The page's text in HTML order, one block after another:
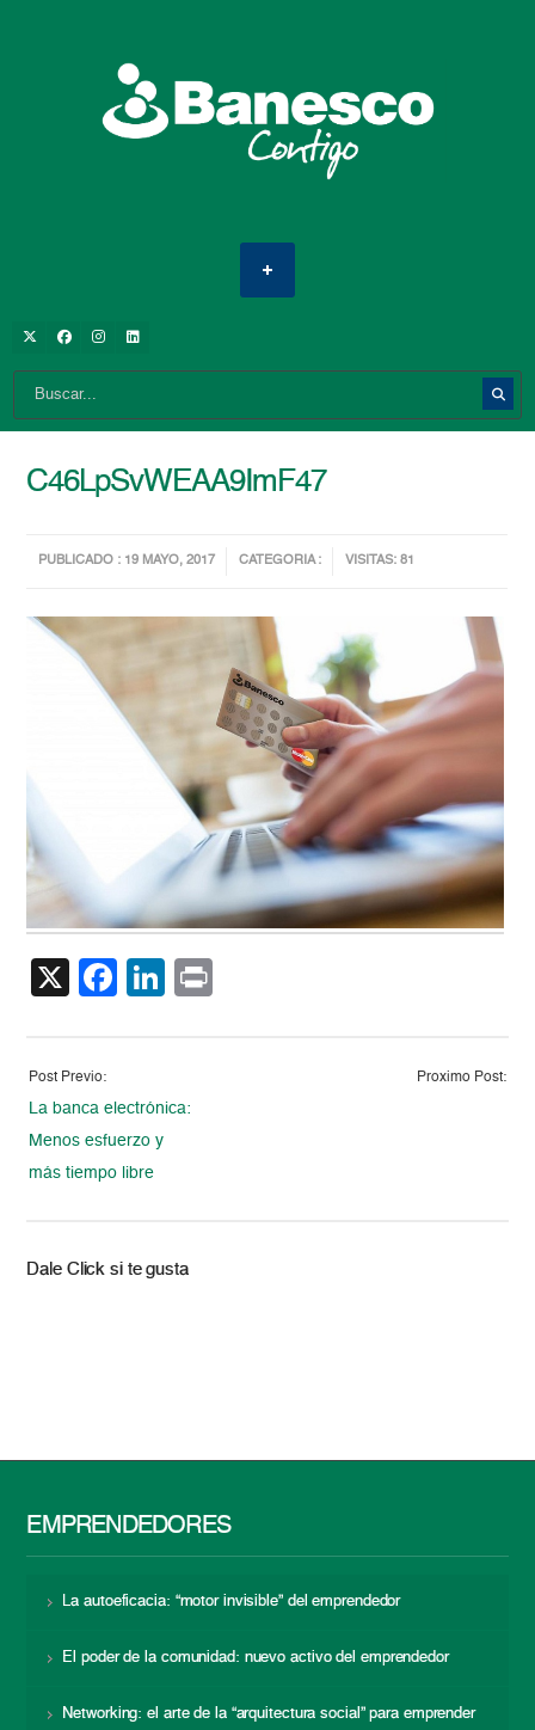
C46LpSvWEAA9ImF47
PUBLICADO : 19 MAYO, 2017 CATEGORIA : VISITAS: 81
X Facebook
LinkedIn
Post Previo:
La banca electrónica:
Menos esfuerzo y
más tiempo libre
Proximo Post:
Dale Click si te gusta
EMPRENDEDORES
La autoeficacia: “motor invisible” del emprendedor
El poder de la comunidad: nuevo activo del emprendedor
Networking: el arte de la “arquitectura social” para emprender